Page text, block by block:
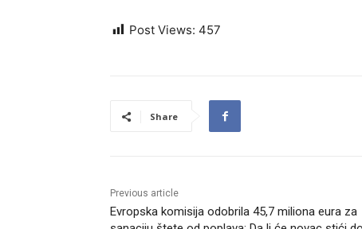
Post Views: 457
Share
Previous article
Evropska komisija odobrila 45,7 miliona eura za